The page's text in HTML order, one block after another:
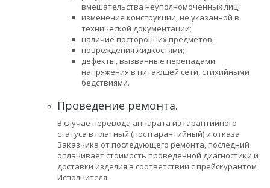
вмешательства неуполномоченных лиц;
изменение конструкции, не указанной в
технической документации;
наличие посторонних предметов;
повреждения жидкостями;
дефекты, вызванные перепадами
напряжения в питающей сети, стихийными
бедствиями.
Проведение ремонта.
В случае перевода аппарата из гарантийного
статуса в платный (постгарантийный) и отказа
Заказчика от последующего ремонта, последний
оплачивает стоимость проведенной диагностики и
доставки изделия в соответствии с прейскурантом
Исполнителя.